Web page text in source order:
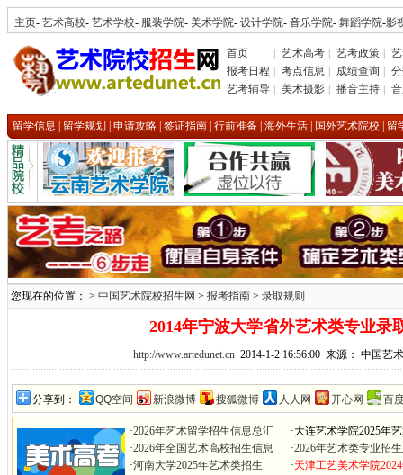
主页- 艺术高校- 艺术学校- 服装学院- 美术学院- 设计学院- 音乐学院- 舞蹈学院-影
首页 艺术高考 艺考政策
报考日程
考点信息 成绩查询
艺考辅导
美术摄影 播音主持
留学信息 留学规划 申请攻略 签证指南 行前准备 海外生活 国外艺术院校 留
您现在的位置： > 中国艺术院校招生网 > 报考指南 > 录取规则
2014年宁波大学省外艺术类专业录
http://www.artedunet.cn2014-1-2 16:56:00 来源： 中国艺
分享到： QQ空间 新浪微博 搜狐微博 人人网 开心网 百
·2026年艺术留学招生信息总汇
·2026年全国艺术高校招生信息
·河南大学2025年艺术类招生
·大连艺术学院2025年
·2026年艺术类专业招
·天津工艺美术学院